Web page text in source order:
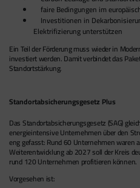
faire Bedingungen im
Investitionen in
Elektrifizierung unterstützen
Ein Teil der Förderung muss wieder in
investiert werden. Damit verbindet das
Standortstärkung.
Standortabsicherungsgesetz Plus
Das Standortabsicherungsgesetz (SAG)
energieintensive Unternehmen über den
eng gefasst: Rund 60 Unternehmen waren
Weiterentwicklung ab 2027 soll der Kreis
rund 120 Unternehmen profitieren können.
Vorgesehen ist: